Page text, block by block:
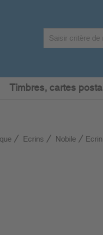
Timbres, cartes
Ecrins Nobile